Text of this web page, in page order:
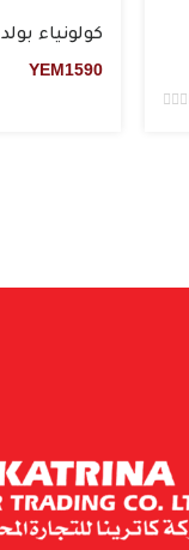
كولونياء بولد 250 ملي
YEM1590